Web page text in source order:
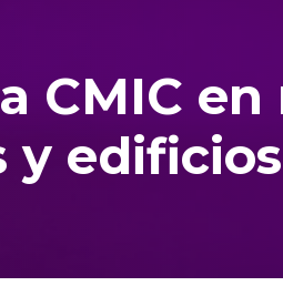
CMIC
y